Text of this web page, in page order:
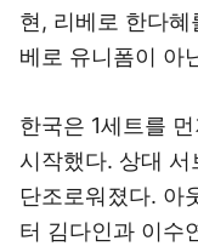
현, 리베로 한다
베로 유니폼이 아
한국은 1세트를
시작했다. 상대 서
단조로워졌다. 아
터 김다인과 이수